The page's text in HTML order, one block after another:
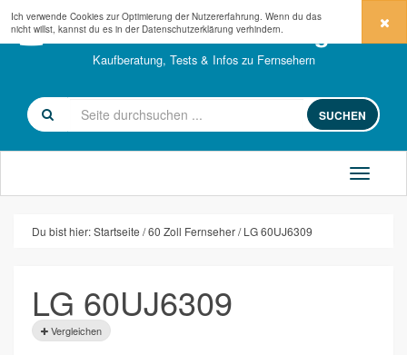
fernseher-kaufberatung.com
Kaufberatung, Tests & Infos zu Fernsehern
SUCHEN
Du bist hier:Startseite 60 Zoll Fernseher LG 60UJ6309
LG 60UJ6309
Vergleichen
Ich verwende Cookies zur Optimierung der Nutzererfahrung. Wenn du das
nicht willst, kannst du es in der Datenschutzerklärung verhindern.